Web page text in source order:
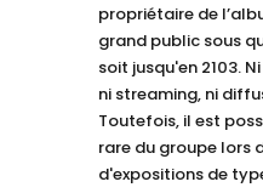
propriétaire de
grand public sous
soit jusqu'en 2103.
ni streaming, ni
Toutefois, il est
rare du groupe lors
d'expositions de